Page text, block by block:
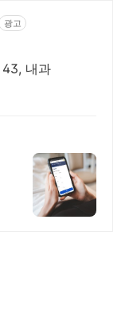
광고
43, 내과